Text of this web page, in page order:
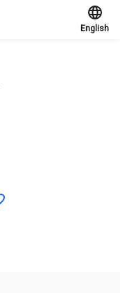
English